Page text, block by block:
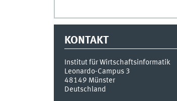
KONTAKT
Institut für Wirtschaftsinformatik
Leonardo-Campus 3
48149 Münster
Deutschland